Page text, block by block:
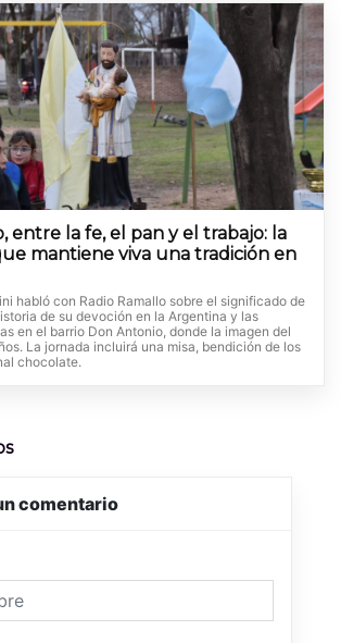
entre la fe, el pan y el trabajo: la
mantiene viva una tradición en
habló con Radio Ramallo sobre el significado de
de su devoción en la Argentina y las
en el barrio Don Antonio, donde la imagen del
La jornada incluirá una misa, bendición de los
chocolate.
comentario